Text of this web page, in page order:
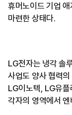
휴머노이드 기업
마련한 상태다.
LG전자는 냉각 솔
사업도 양사 협력
LG이노텍, LG유플
각자의 영역에서